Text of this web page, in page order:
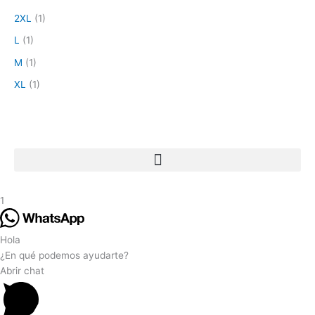
2XL
(1)
L (1)
M (1)
XL
(1)
1
Hola
¿En qué podemos ayudarte?
Abrir chat